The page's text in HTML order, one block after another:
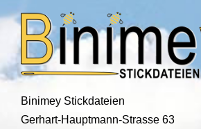
Binimey Stickdateien
Gerhart-Hauptmann-Strasse 63